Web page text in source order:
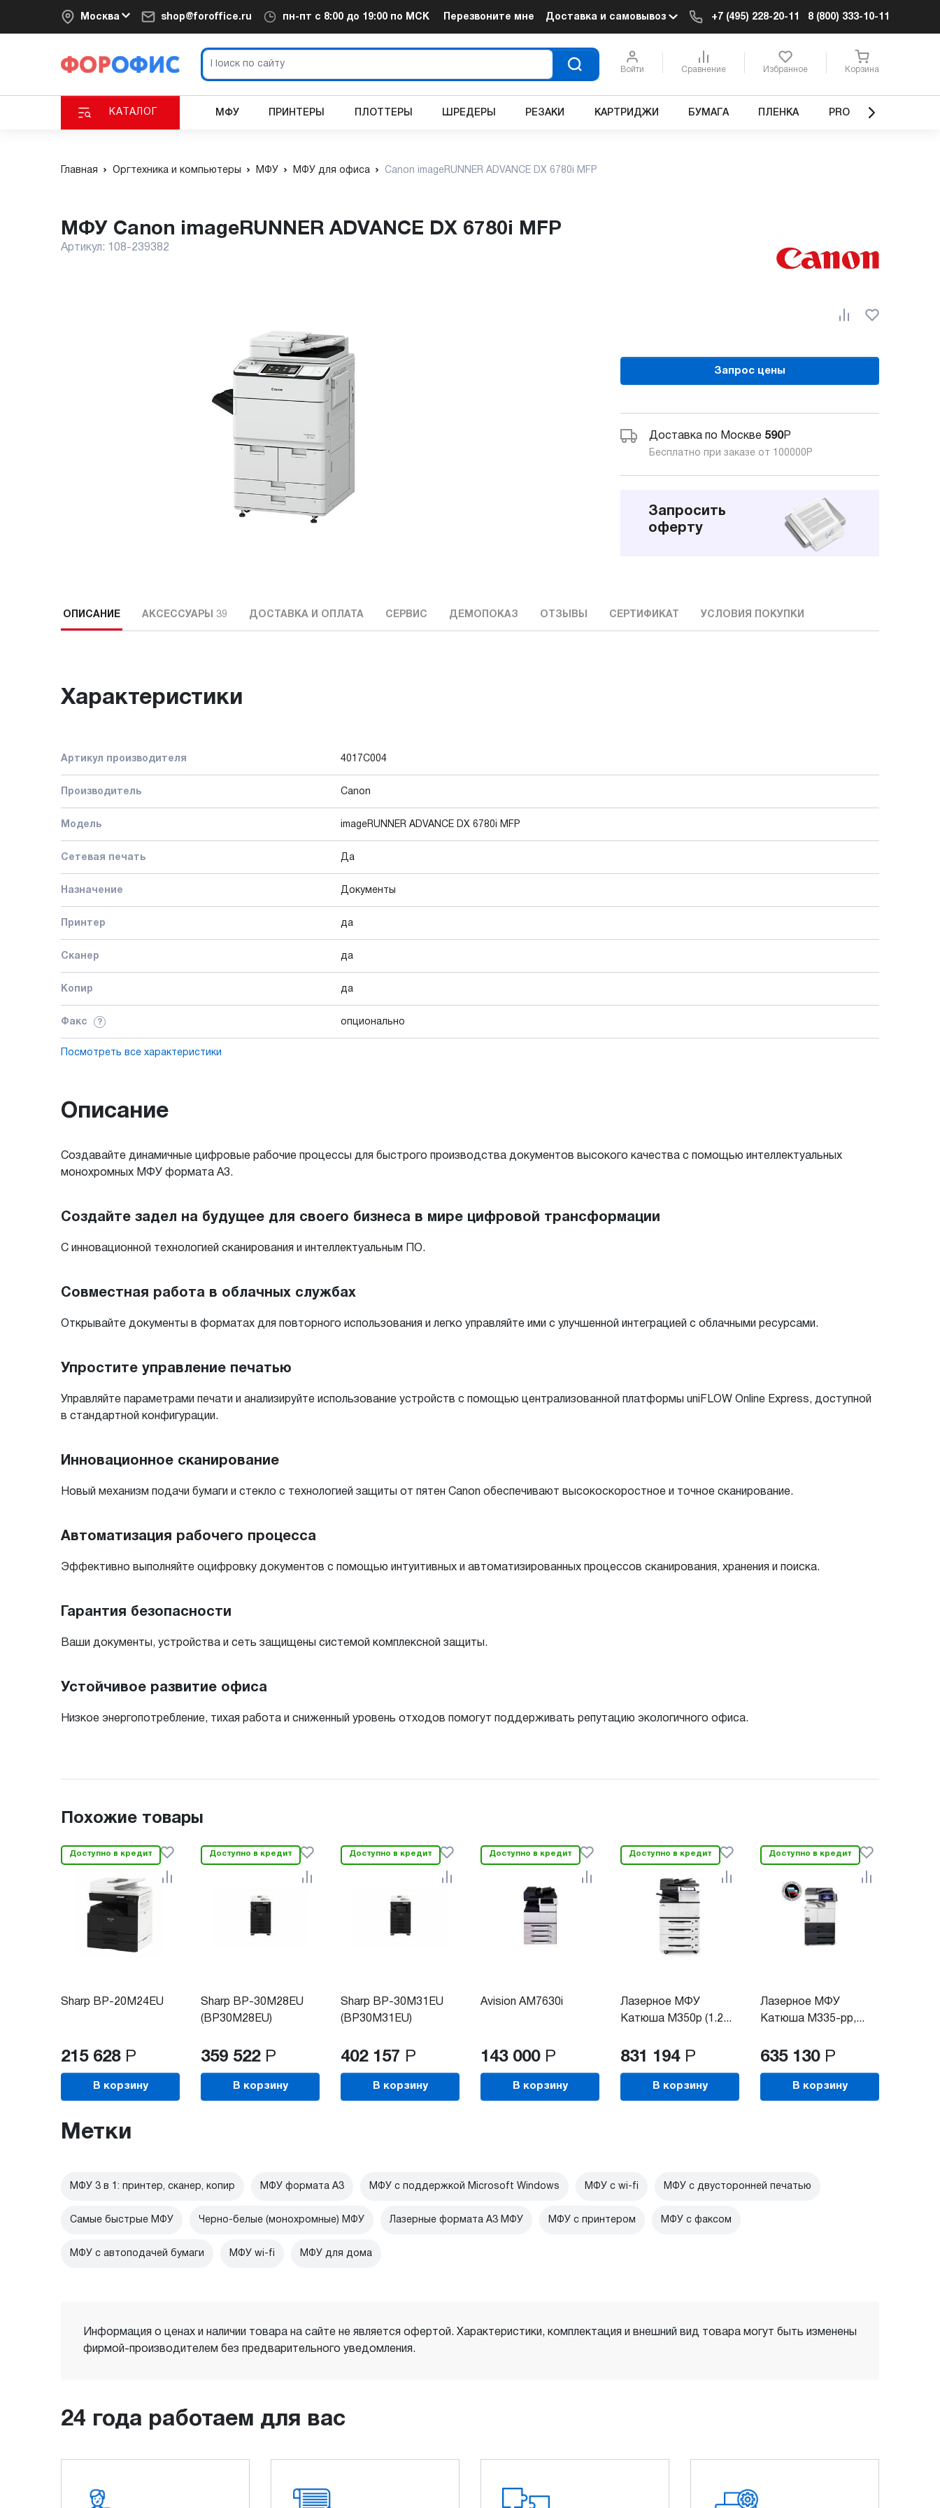
Москва shop@foroffice.ru пн-пт с 8:00 до 19:00 по МСК Перезвоните мне Доставка и самовывоз +7 (495) 228-20-11 8 (800) 333-10-11
Войти Сравнение Избранное Корзина
КАТАЛОГ МФУ ПРИНТЕРЫ ПЛОТТЕРЫ ШРЕДЕРЫ РЕЗАКИ КАРТРИДЖИ БУМАГА ПЛЕНКА PRO
Главная Оргтехника и компьютеры МФУ МФУ для офиса Canon imageRUNNER ADVANCE DX 6780i MFP
МФУ Canon imageRUNNER ADVANCE DX 6780i MFP
Артикул: 108-239382
Запрос цены
Доставка по Москве 590Р
Бесплатно при заказе от 100000 Р
Запросить
оферту
ОПИСАНИЕ АКСЕССУАРЫ 39 ДОСТАВКА И ОПЛАТА СЕРВИС ДЕМОПОКАЗ ОТЗЫВЫ СЕРТИФИКАТ УСЛОВИЯ ПОКУПКИ
Характеристики
Артикул производителя 4017C004
Производитель Canon
Модель imageRUNNER ADVANCE DX 6780i MFP
Сетевая печать Да
Назначение Документы
Принтер да
Сканер да
Копир да
Факс ? опционально
Посмотреть все характеристики
Описание
Создавайте динамичные цифровые рабочие процессы для быстрого производства документов высокого качества с помощью интеллектуальных
монохромных МФУ формата A3.
Создайте задел на будущее для своего бизнеса в мире цифровой трансформации
С инновационной технологией сканирования и интеллектуальным ПО.
Совместная работа в облачных службах
Открывайте документы в форматах для повторного использования и легко управляйте ими с улучшенной интеграцией с облачными ресурсами.
Упростите управление печатью
Управляйте параметрами печати и анализируйте использование устройств с помощью централизованной платформы uniFLOW Online Express, доступной
в стандартной конфигурации.
Инновационное сканирование
Новый механизм подачи бумаги и стекло с технологией защиты от пятен Canon обеспечивают высокоскоростное и точное сканирование.
Автоматизация рабочего процесса
Эффективно выполняйте оцифровку документов с помощью интуитивных и автоматизированных процессов сканирования, хранения и поиска.
Гарантия безопасности
Ваши документы, устройства и сеть защищены системой комплексной защиты.
Устойчивое развитие офиса
Низкое энергопотребление, тихая работа и сниженный уровень отходов помогут поддерживать репутацию экологичного офиса.
Похожие товары
Доступно в кредит
Sharp BP-20M24EU
215 628 Р
В корзину
Доступно в кредит
Sharp BP-30M28EU
(BP30M28EU)
359 522 Р
В корзину
Доступно в кредит
Sharp BP-30M31EU
(BP30M31EU)
402 157 Р
В корзину
Доступно в кредит
Avision AM7630i
143 000 Р
В корзину
Доступно в кредит
Лазерное МФУ
Катюша М350p (1.2...
831 194 Р
В корзину
Доступно в кредит
Лазерное МФУ
Катюша M335-pp,...
635 130 Р
В корзину
Метки
МФУ 3 в 1: принтер, сканер, копир МФУ формата А3 МФУ с поддержкой Microsoft Windows МФУ c wi-fi МФУ с двусторонней печатью
Самые быстрые МФУ Черно-белые (монохромные) МФУ Лазерные формата А3 МФУ МФУ с принтером МФУ с факсом
МФУ с автоподачей бумаги МФУ wi-fi МФУ для дома
Информация о ценах и наличии товара на сайте не является офертой. Характеристики, комплектация и внешний вид товара могут быть изменены
фирмой-производителем без предварительного уведомления.
24 года работаем для вас